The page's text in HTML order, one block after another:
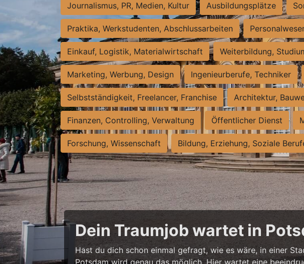
Journalismus, PR, Medien, Kultur Ausbildungsplätze
Praktika, Werkstudenten, Abschlussarbeiten
Einkauf, Logistik, Materialwirtschaft Weiterbildung,
Marketing, Werbung, Design Ingenieurberufe, Techniker
Selbstständigkeit, Freelancer, Franchise Architektur,
Finanzen, Controlling, Verwaltung Öffentlicher Dienst
Forschung, Wissenschaft Bildung, Erziehung, Soziale
Dein Traumjob wartet in
Hast du dich schon einmal gefragt, wie es wäre, in einer